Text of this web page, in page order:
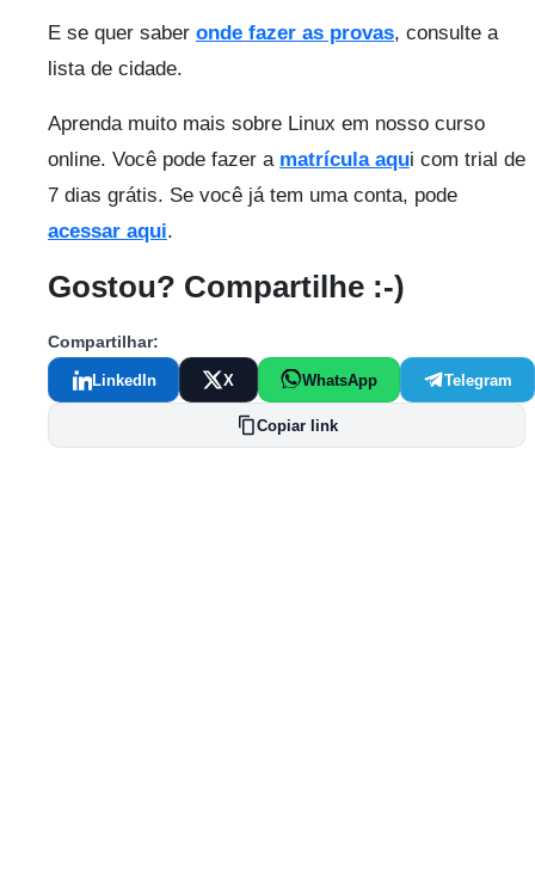
E se quer saber onde fazer as provas, consulte a
lista de cidade.
Aprenda muito mais sobre Linux em nosso curso
online. Você pode fazer a matrícula aqui com trial de
7 dias grátis. Se você já tem uma conta, pode
acessar aqui.
Gostou? Compartilhe :-)
Compartilhar:
LinkedIn X WhatsApp Telegram
Copiar link